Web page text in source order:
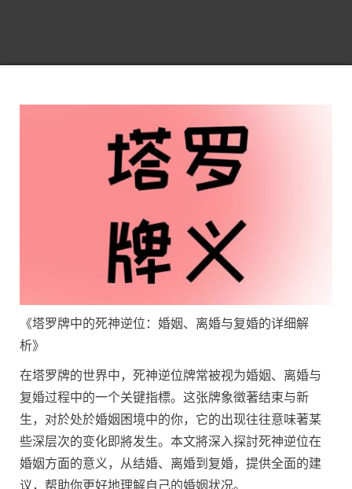
《塔罗牌中的死神逆位：婚姻、离婚与复婚的详细解
析》
在塔罗牌的世界中，死神逆位牌常被视为婚姻、离婚与
复婚过程中的一个关键指標。这张牌象徵著结束与新
生，对於处於婚姻困境中的你，它的出现往往意味著某
些深层次的变化即將发生。本文將深入探討死神逆位在
婚姻方面的意义，从结婚、离婚到复婚，提供全面的建
议，帮助你更好地理解自己的婚姻状况。